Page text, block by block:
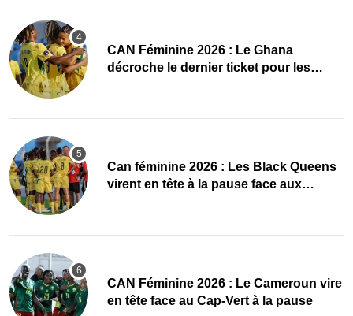
CAN Féminine 2026 : Le Ghana
décroche le dernier ticket pour les
‎Can féminine 2026 : Les Black Queens
virent en tête à la pause face aux
CAN Féminine 2026 : Le Cameroun vire
en tête face au Cap-Vert à la pause